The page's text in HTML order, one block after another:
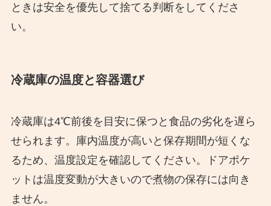
ときは安全を優先して捨てる判断をしてくださ
い。
冷蔵庫の温度と容器選び
冷蔵庫は4℃前後を目安に保つと食品の劣化を遅ら
せられます。庫内温度が高いと保存期間が短くな
るため、温度設定を確認してください。ドアポケ
ットは温度変動が大きいので煮物の保存には向き
ません。